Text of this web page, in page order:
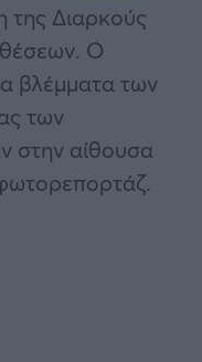
της Διαρκούς
Ο
βλέμματα των
των
στην αίθουσα